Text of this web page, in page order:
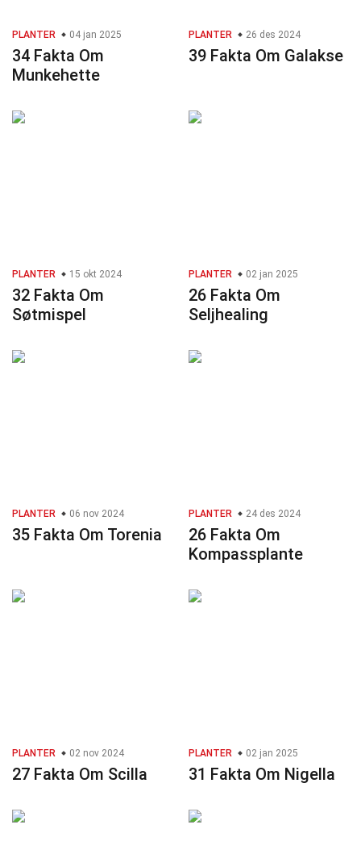
PLANTER 04 jan 2025
34 Fakta Om
Munkehette
PLANTER 26 des 2024
39 Fakta Om Galakse
PLANTER 15 okt 2024
32 Fakta Om
Søtmispel
PLANTER 02 jan 2025
26 Fakta Om
Seljhealing
PLANTER 06 nov 2024
35 Fakta Om Torenia
PLANTER 24 des 2024
26 Fakta Om
Kompassplante
PLANTER 02 nov 2024
27 Fakta Om Scilla
PLANTER 02 jan 2025
31 Fakta Om Nigella